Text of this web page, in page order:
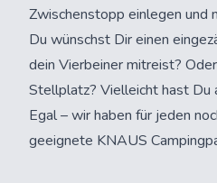
Zwischenstopp einlegen und
Du wünschst Dir einen
dein Vierbeiner mitreist?
Stellplatz? Vielleicht hast Du
Egal – wir haben für jeden
geeignete KNAUS